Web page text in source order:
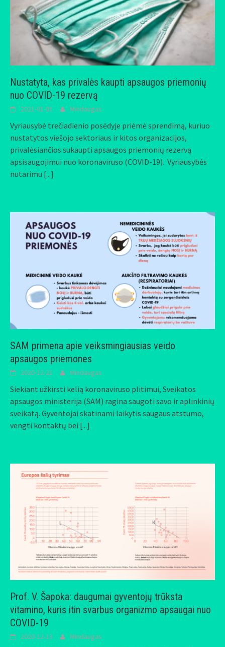
Nustatyta, kas privalės kaupti apsaugos priemonių
nuo COVID-19 rezervą
2021-01-01 Mindaugas
Vyriausybė trečiadienio posėdyje priėmė sprendimą, kuriuo
nustatytos viešojo sektoriaus ir kitos organizacijos,
privalėsiančios sukaupti apsaugos priemonių rezervą
apsisaugojimui nuo koronaviruso (COVID-19). Vyriausybės
nutarimu [...]
SAM primena apie veiksmingiausias veido
apsaugos priemones
2020-12-21 Mindaugas
Siekiant užkirsti kelią koronaviruso plitimui, Sveikatos
apsaugos ministerija (SAM) ragina saugoti savo ir aplinkinių
sveikatą. Gyventojai skatinami laikytis saugaus atstumo,
vengti kontaktų bei [...]
Prof. V. Šapoka: daugumai gyventojų trūksta
vitamino, kuris itin svarbus organizmo apsaugai nuo
COVID-19
2020-12-13 Mindaugas